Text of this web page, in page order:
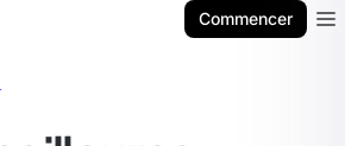
Commencer